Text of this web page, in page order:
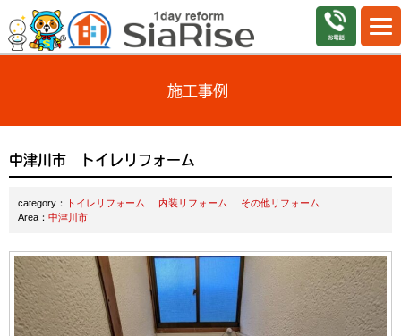
施工事例
中津川市 トイレリフォーム
category： トイレリフォーム 内装リフォーム
その他リフォーム
Area： 中津川市